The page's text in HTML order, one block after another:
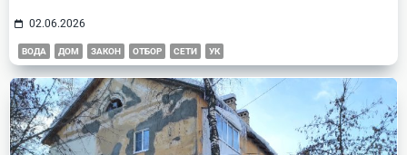
02.06.2026
ВОДА ДОМ ЗАКОН ОТБОР СЕТИ УК